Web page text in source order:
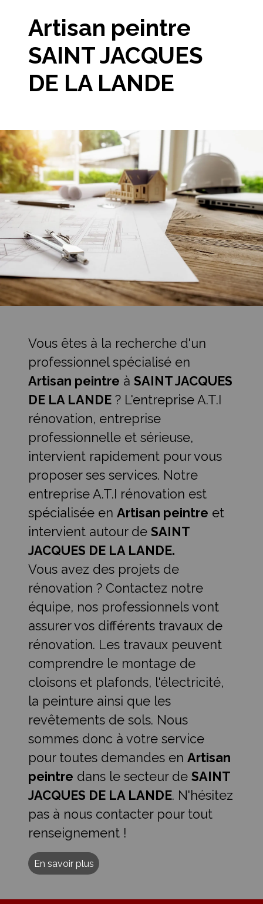
Artisan peintre
SAINT JACQUES
DE LA LANDE
Vous êtes à la recherche d'un
professionnel spécialisé en
Artisan peintre à SAINT JACQUES
DE LA LANDE ? L'entreprise A.T.I
rénovation, entreprise
professionnelle et sérieuse,
intervient rapidement pour vous
proposer ses services. Notre
entreprise A.T.I rénovation est
spécialisée en Artisan peintre et
intervient autour de SAINT
JACQUES DE LA LANDE.
Vous avez des projets de
rénovation ? Contactez notre
équipe, nos professionnels vont
assurer vos différents travaux de
rénovation. Les travaux peuvent
comprendre le montage de
cloisons et plafonds, l'électricité,
la peinture ainsi que les
revêtements de sols. Nous
sommes donc à votre service
pour toutes demandes en Artisan
peintre dans le secteur de SAINT
JACQUES DE LA LANDE. N'hésitez
pas à nous contacter pour tout
renseignement !
En savoir plus